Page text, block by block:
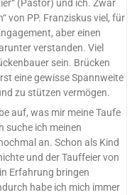
(Pastor) und ich. Zwar
von PP. Franziskus viel, für
aber einen
verstanden. Viel
sein. Brücken
eine gewisse Spannweite
zu stützen vermögen.
auf, was mir meine Taufe
suche ich meinen
an. Schon als Kind
und der Tauffeier von
Erfahrung bringen
habe ich mich immer